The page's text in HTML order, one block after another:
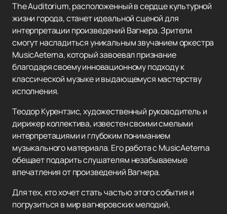
The Auditorium, расположенный в сердце культурной
жизни города, станет идеальной сценой для
интерпретации произведений Вагнера. Зрители
смогут насладиться уникальным звучанием оркестра
MusicAeterna, который завоевал признание
благодаря своему инновационному подходу к
классической музыке и выдающемуся мастерству
исполнения.
Теодор Курентзис, художественный руководитель и
дирижер коллектива, известен своими смелыми
интерпретациями и глубоким пониманием
музыкального материала. Его работа с MusicAeterna
обещает подарить слушателям незабываемые
впечатления от произведений Вагнера.
Для тех, кто хочет стать частью этого события и
погрузиться в мир вагнеровских мелодий,